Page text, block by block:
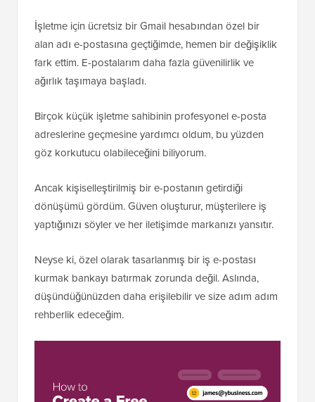
İşletme için ücretsiz bir Gmail hesabından özel bir
alan adı e-postasına geçtiğimde, hemen bir değişiklik
fark ettim. E-postalarım daha fazla güvenilirlik ve
ağırlık taşımaya başladı.
Birçok küçük işletme sahibinin profesyonel e-posta
adreslerine geçmesine yardımcı oldum, bu yüzden
göz korkutucu olabileceğini biliyorum.
Ancak kişiselleştirilmiş bir e-postanın getirdiği
dönüşümü gördüm. Güven oluşturur, müşterilere iş
yaptığınızı söyler ve her iletişimde markanızı yansıtır.
Neyse ki, özel olarak tasarlanmış bir iş e-postası
kurmak bankayı batırmak zorunda değil. Aslında,
düşündüğünüzden daha erişilebilir ve size adım adım
rehberlik edeceğim.